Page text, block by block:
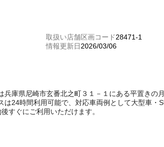
取扱い店舗区画コード28471-1
情報更新日2026/03/06
庫県尼崎市玄番北之町３１－１にある平置きの
24時間利用可能で、対応車両例として大型車・
すぐにご利用いただけます。